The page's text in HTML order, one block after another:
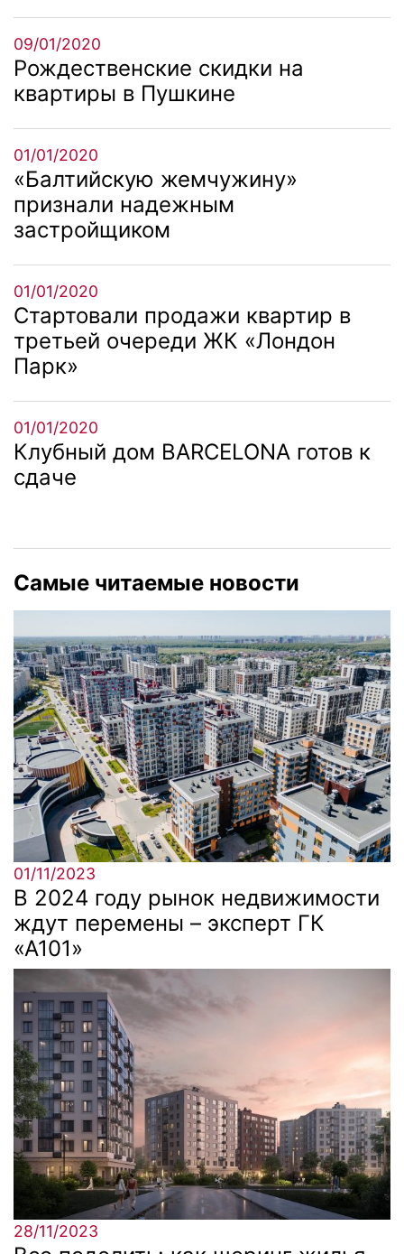
09/01/2020
Рождественские скидки на
квартиры в Пушкине
01/01/2020
«Балтийскую жемчужину»
признали надежным
застройщиком
01/01/2020
Стартовали продажи квартир в
третьей очереди ЖК «Лондон
Парк»
01/01/2020
Клубный дом BARCELONA готов к
сдаче
Самые читаемые новости
01/11/2023
В 2024 году рынок недвижимости
ждут перемены – эксперт ГК
«А101»
28/11/2023